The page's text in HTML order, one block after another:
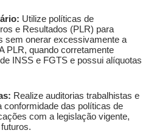
Utilize políticas de
e Resultados (PLR) para
sem onerar excessivamente a
PLR, quando corretamente
INSS e FGTS e possui alíquotas
Realize auditorias trabalhistas e
conformidade das políticas de
com a legislação vigente,